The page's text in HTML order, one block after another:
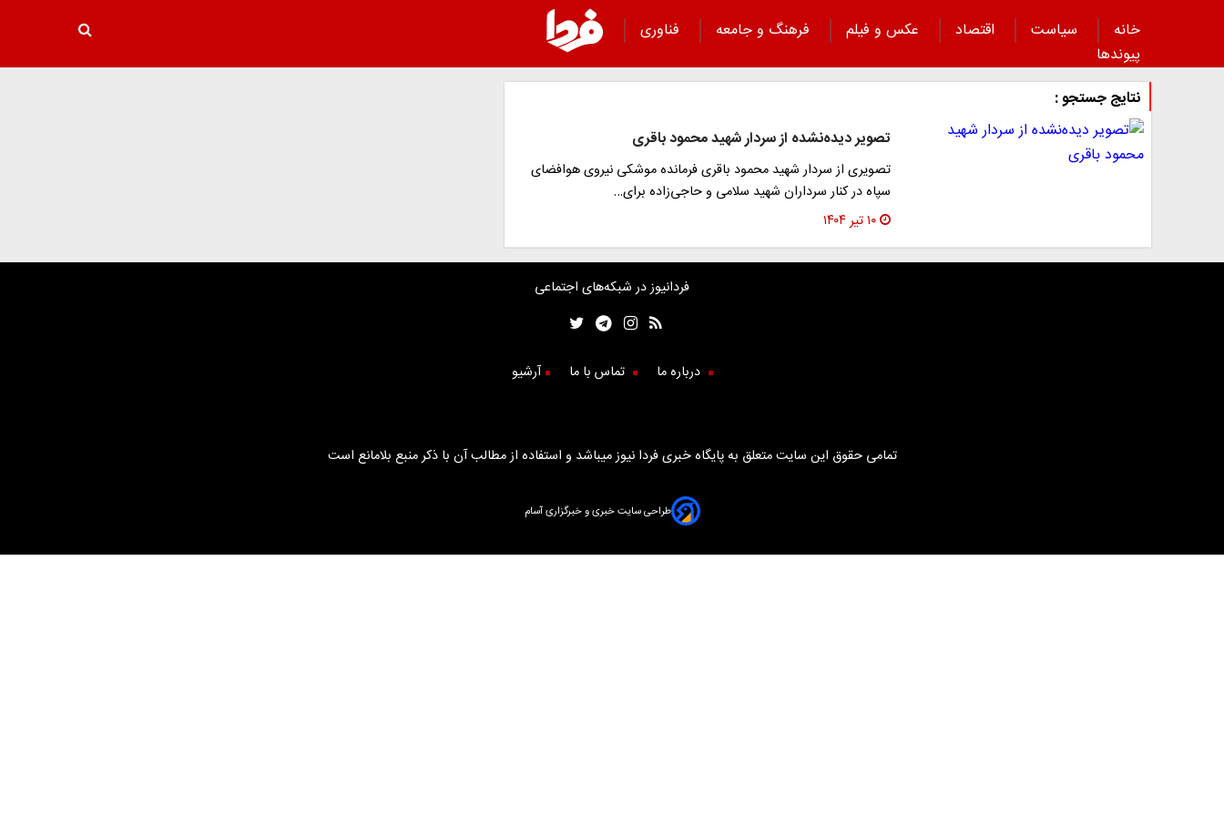
خانه سیاست اقتصاد عکس و فیلم فرهنگ و جامعه
فناوری
پیوند‌ها
نتایج جستجو :
تصویر دیده‌نشده از سردار شهید محمود باقری
تصویری از سردار شهید محمود باقری فرمانده موشکی نیروی هوافضای
سپاه در کنار سرداران شهید سلامی و حاجی‌زاده برای…
۱۰ تیر ۱۴۰۴
فردانیوز در شبکه‌های اجتماعی
درباره ما تماس با ما آرشیو
تمامی حقوق این سایت متعلق به پایگاه خبری فردا نیوز میباشد و استفاده از مطالب آن با ذکر منبع بلامانع است
طراحی سایت خبری و خبرگزاری آسام